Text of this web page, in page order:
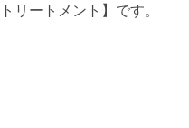
リートメント】です。